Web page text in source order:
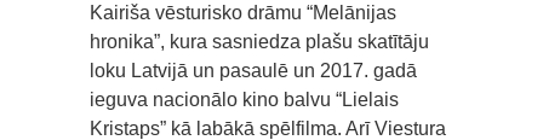
Kairiša vēsturisko drāmu “Melānijas
hronika”, kura sasniedza plašu skatītāju
loku Latvijā un pasaulē un 2017. gadā
ieguva nacionālo kino balvu “Lielais
Kristaps” kā labākā spēlfilma. Arī Viestura